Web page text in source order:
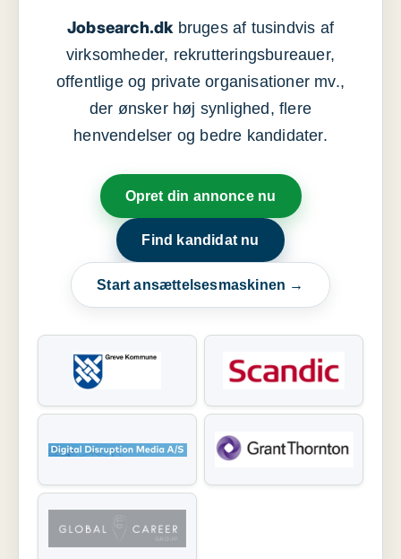
Jobsearch.dkbruges af tusindvis af
virksomheder, rekrutteringsbureauer,
offentlige og private organisationer mv.,
der ønsker høj synlighed, flere
henvendelser og bedre kandidater.
Opret din annonce nu
Find kandidat nu
Start ansættelsesmaskinen →